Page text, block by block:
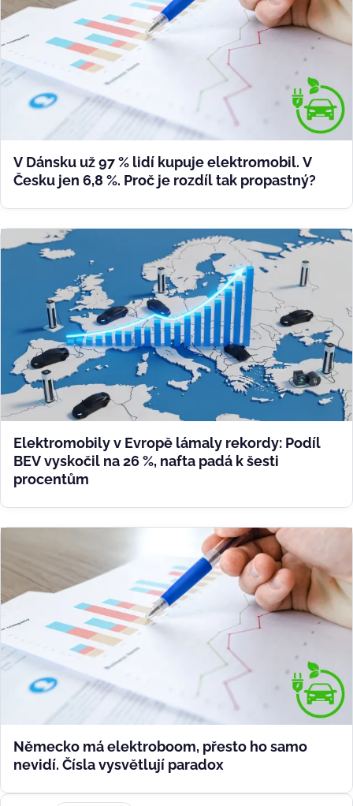
V Dánsku už 97 % lidí kupuje elektromobil. V
Česku jen 6,8 %. Proč je rozdíl tak propastný?
Elektromobily v Evropě lámaly rekordy: Podíl
BEV vyskočil na 26 %, nafta padá k šesti
procentům
Německo má elektroboom, přesto ho samo
nevidí. Čísla vysvětlují paradox